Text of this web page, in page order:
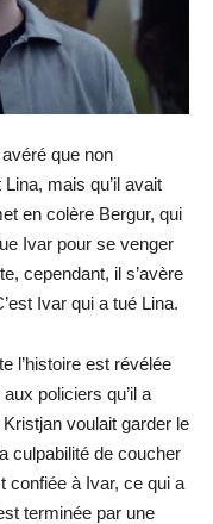
que non
mais qu’il avait
en colère Bergur, qui
Ivar pour se venger
cependant, il s’avère
Ivar qui a tué Lina.
l’histoire est révélée
policiers qu’il a
voulait garder le
culpabilité de coucher
confiée à Ivar, ce qui a
terminée par une